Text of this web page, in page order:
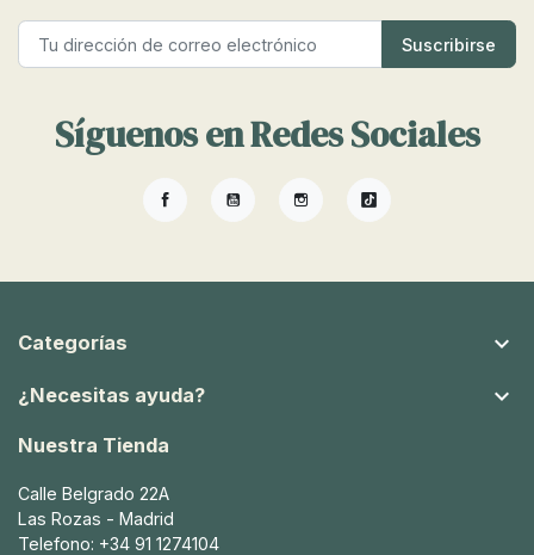
Síguenos en Redes Sociales
FacebookYouTubeInstagramTikTok
Categorías 
¿Necesitas ayuda? 
Nuestra Tienda
Calle Belgrado 22A
Las Rozas - Madrid
Telefono: +34 91 1274104